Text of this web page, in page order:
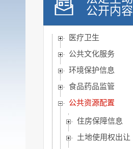
公开内容
稳岗就业
医疗卫生
公共文化服务
环境保护信息
食品药品监管
公共资源配置
住房保障信息
土地使用权出让